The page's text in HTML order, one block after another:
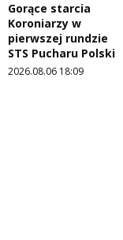
Gorące starcia
Koroniarzy w
pierwszej rundzie
STS Pucharu Polski
2026.08.06 18:09